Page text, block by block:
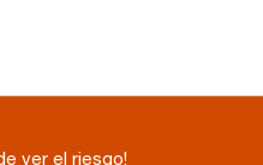
ver el riesgo!